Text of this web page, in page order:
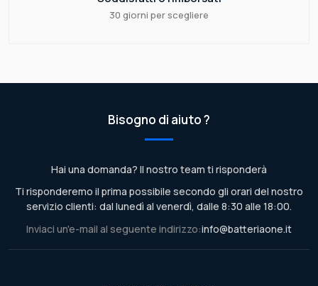
30 giorni per scegliere
Bisogno di aiuto ?
Hai una domanda? Il nostro team ti risponderà
Ti risponderemo il prima possibile secondo gli orari del nostro
servizio clienti: dal lunedì al venerdì, dalle 8:30 alle 18:00.
Inviaci un'e-mail al seguente indirizzo:info@batteriaone.it